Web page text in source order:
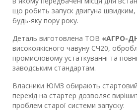
що робить запуск двигуна швидким,
будь-яку пору року.
Деталь виготовлена ​​ТОВ «АГРО-
високоякісного чавуну СЧ20,
промисловому устаткуванні та
заводським стандартам.
Власники ЮМЗ обирають
перехід на стартер дозволяє
проблем старої системи запуску: